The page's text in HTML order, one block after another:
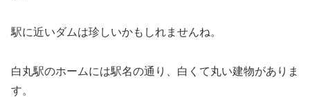
駅に近いダムは珍しいかもしれませんね。
白丸駅のホームには駅名の通り、白くて丸い建物がありま
す。